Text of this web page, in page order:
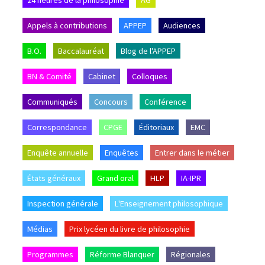
Appels à contributions APPEP Audiences
B.O. Baccalauréat Blog de l'APPEP
BN & Comité Cabinet Colloques
Communiqués Concours Conférence
Correspondance CPGE Éditoriaux EMC
Enquête annuelle Enquêtes Entrer dans le métier
États généraux Grand oral HLP IA-IPR
Inspection générale L'Enseignement philosophique
Médias Prix lycéen du livre de philosophie
Programmes Réforme Blanquer Régionales